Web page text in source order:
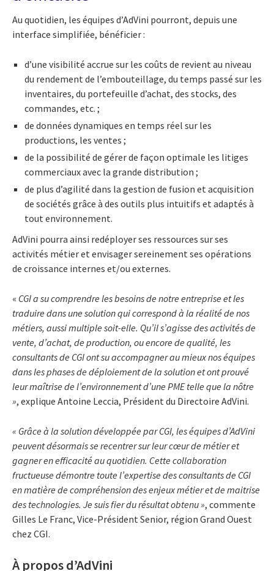
Au quotidien, les équipes d’AdVini pourront, depuis une
interface simplifiée, bénéficier :
d’une visibilité accrue sur les coûts de revient au niveau
du rendement de l’embouteillage, du temps passé sur les
inventaires, du portefeuille d’achat, des stocks, des
commandes, etc. ;
de données dynamiques en temps réel sur les
productions, les ventes ;
de la possibilité de gérer de façon optimale les litiges
commerciaux avec la grande distribution ;
de plus d’agilité dans la gestion de fusion et acquisition
de sociétés grâce à des outils plus intuitifs et adaptés à
tout environnement.
AdVini pourra ainsi redéployer ses ressources sur ses
activités métier et envisager sereinement ses opérations
de croissance internes et/ou externes.
« CGI a su comprendre les besoins de notre entreprise et les
traduire dans une solution qui correspond à la réalité de nos
métiers, aussi multiple soit-elle. Qu’il s’agisse des activités de
vente, d’achat, de production, ou encore de qualité, les
consultants de CGI ont su accompagner au mieux nos équipes
dans les phases de déploiement de la solution et ont prouvé
leur maîtrise de l’environnement d’une PME telle que la nôtre
», explique Antoine Leccia, Président du Directoire AdVini.
« Grâce à la solution développée par CGI, les équipes d’AdVini
peuvent désormais se recentrer sur leur cœur de métier et
gagner en efficacité au quotidien. Cette collaboration
fructueuse démontre toute l’expertise des consultants de CGI
en matière de compréhension des enjeux métier et de maitrise
des technologies. Je suis fier du résultat obtenu », commente
Gilles Le Franc, Vice-Président Senior, région Grand Ouest
chez CGI.
À propos d’AdVini